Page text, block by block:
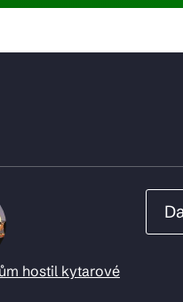
hostil kytarové